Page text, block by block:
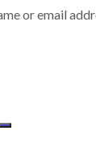
or email